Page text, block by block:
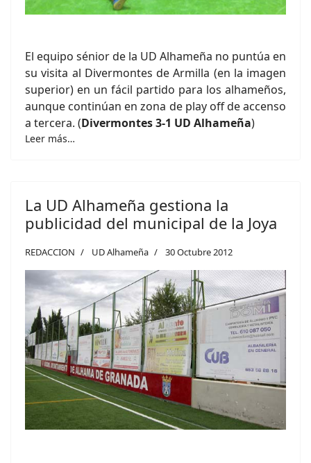
El equipo sénior de la UD Alhameña no puntúa en
su visita al Divermontes de Armilla (en la imagen
superior) en un fácil partido para los alhameños,
aunque continúan en zona de play off de accenso
a tercera. (Divermontes 3-1 UD Alhameña)
Leer más…
La UD Alhameña gestiona la
publicidad del municipal de la Joya
REDACCION UD Alhameña 30 Octubre 2012